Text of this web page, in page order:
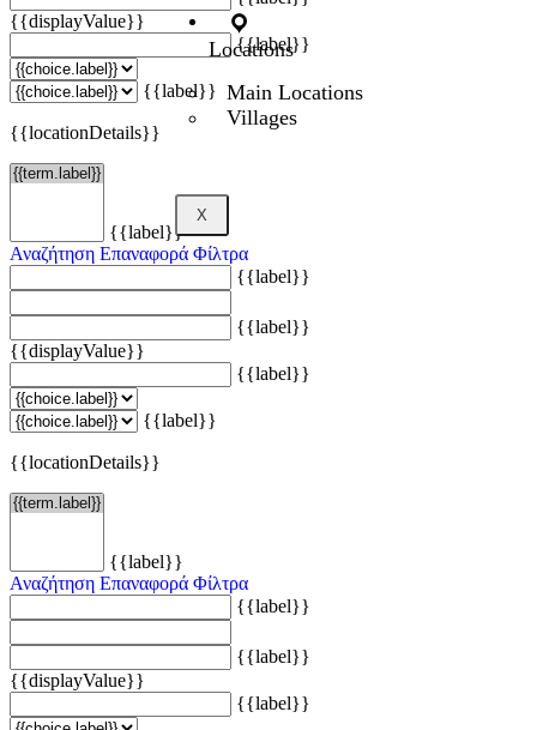
Locations
Main Locations
Villages
X
{{displayValue}}
{{label}}
{{label}}
{{locationDetails}}
{{label}}
Αναζήτηση Επαναφορά Φίλτρα
{{label}}
{{label}}
{{displayValue}}
{{label}}
{{label}}
{{locationDetails}}
{{label}}
Αναζήτηση Επαναφορά Φίλτρα
{{label}}
{{label}}
{{displayValue}}
{{label}}